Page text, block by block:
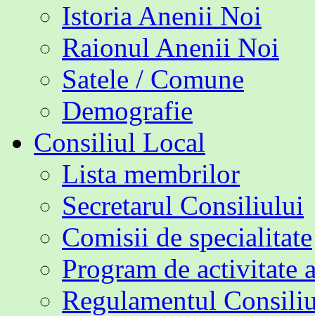
Istoria Anenii Noi
Raionul Anenii Noi
Satele / Comune
Demografie
Consiliul Local
Lista membrilor
Secretarul Consiliului
Comisii de specialitate
Program de activitate
Regulamentul